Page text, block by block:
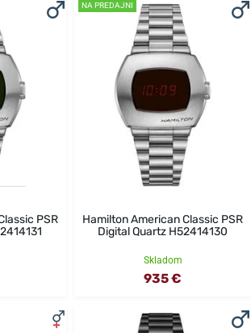
PSR
NA PREDAJNI
Hamilton American Classic PSR
Digital Quartz H52414130
Skladom
935 €